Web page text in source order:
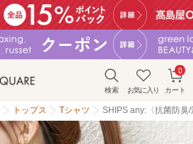
検索 お気に入り カート
0
トップス Tシャツ SHIPS any:〈抗菌防臭